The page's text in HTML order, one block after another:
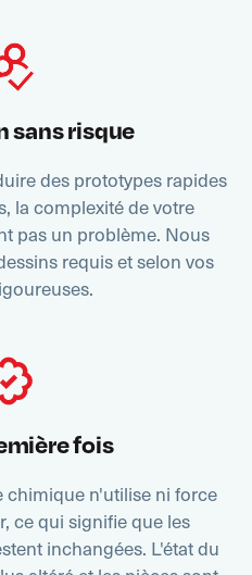
sans risque
des prototypes rapides
la complexité de votre
pas un problème. Nous
requis et selon vos
fois
chimique n'utilise ni force
ce qui signifie que les
inchangées. L'état du